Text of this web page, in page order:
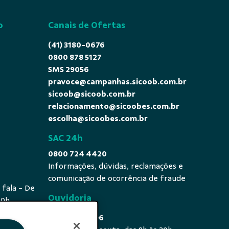
fala - De
Canais de Ofertas
(41) 3180-0676
0800 878 5127
SMS 29056
pravoce@campanhas.sicoob.com.br
sicoob@sicoob.com.br
relacionamento@sicoobes.com.br
escolha@sicoobes.com.br
SAC 24h
0800 724 4420
Informações, dúvidas, reclamações e
comunicação de ocorrência de fraude
Ouvidoria
0800 725 0996